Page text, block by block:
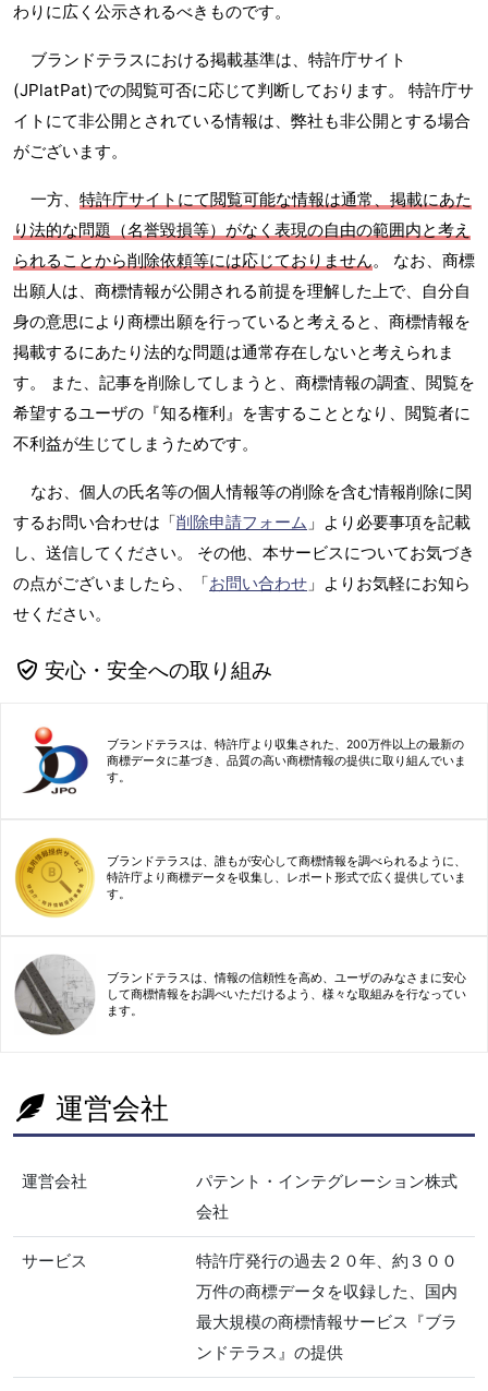
わりに広く公示されるべきものです。
ブランドテラスにおける掲載基準は、特許庁サイト
(JPlatPat)での閲覧可否に応じて判断しております。 特許庁サ
イトにて非公開とされている情報は、弊社も非公開とする場合
がございます。
一方、 特許庁サイトにて閲覧可能な情報は通常、掲載にあた
り法的な問題（名誉毀損等）がなく表現の自由の範囲内と考え
られることから削除依頼等には応じておりません。 なお、商標
出願人は、商標情報が公開される前提を理解した上で、自分自
身の意思により商標出願を行っていると考えると、商標情報を
掲載するにあたり法的な問題は通常存在しないと考えられま
す。 また、記事を削除してしまうと、商標情報の調査、閲覧を
希望するユーザの『知る権利』を害することとなり、閲覧者に
不利益が生じてしまうためです。
なお、個人の氏名等の個人情報等の削除を含む情報削除に関
するお問い合わせは「削除申請フォーム 」より必要事項を記載
し、送信してください。 その他、本サービスについてお気づき
の点がございましたら、「お問い合わせ 」よりお気軽にお知ら
せください。
安心・安全への取り組み
ブランドテラスは、特許庁より収集された、200万件以上の最新の
商標データに基づき、品質の高い商標情報の提供に取り組んでいま
す。
ブランドテラスは、誰もが安心して商標情報を調べられるように、
特許庁より商標データを収集し、レポート形式で広く提供していま
す。
ブランドテラスは、情報の信頼性を高め、ユーザのみなさまに安心
して商標情報をお調べいただけるよう、様々な取組みを行なってい
ます。
運営会社
運営会社
パテント・インテグレーション株式
会社
サービス
特許庁発行の過去２０年、約３００
万件の商標データを収録した、国内
最大規模の商標情報サービス『ブラ
ンドテラス』の提供